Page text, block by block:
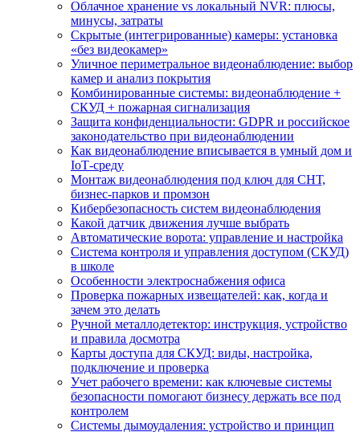
Облачное хранение vs локальный NVR: плюсы,
минусы, затраты
Скрытые (интегрированные) камеры: установка
«без видеокамер»
Уличное периметральное видеонаблюдение: выбор
камер и анализ покрытия
Комбинированные системы: видеонаблюдение +
СКУД + пожарная сигнализация
Защита конфиденциальности: GDPR и российское
законодательство при видеонаблюдении
Как видеонаблюдение вписывается в умный дом и
IoT‑среду
Монтаж видеонаблюдения под ключ для СНТ,
бизнес‑парков и промзон
Кибербезопасность систем видеонаблюдения
Какой датчик движения лучше выбрать
Автоматические ворота: управление и настройка
Система контроля и управления доступом (СКУД)
в школе
Особенности электроснабжения офиса
Проверка пожарных извещателей: как, когда и
зачем это делать
Ручной металлодетектор: инструкция, устройство
и правила досмотра
Карты доступа для СКУД: виды, настройка,
подключение и проверка
Учет рабочего времени: как ключевые системы
безопасности помогают бизнесу держать все под
контролем
Системы дымоудаления: устройство и принцип